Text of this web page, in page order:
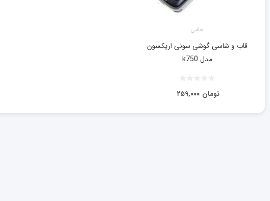
جانبی
قاب و شاسی گوشی سونی اریکسون
مدل k750
۲۵۹,۰۰۰ تومان